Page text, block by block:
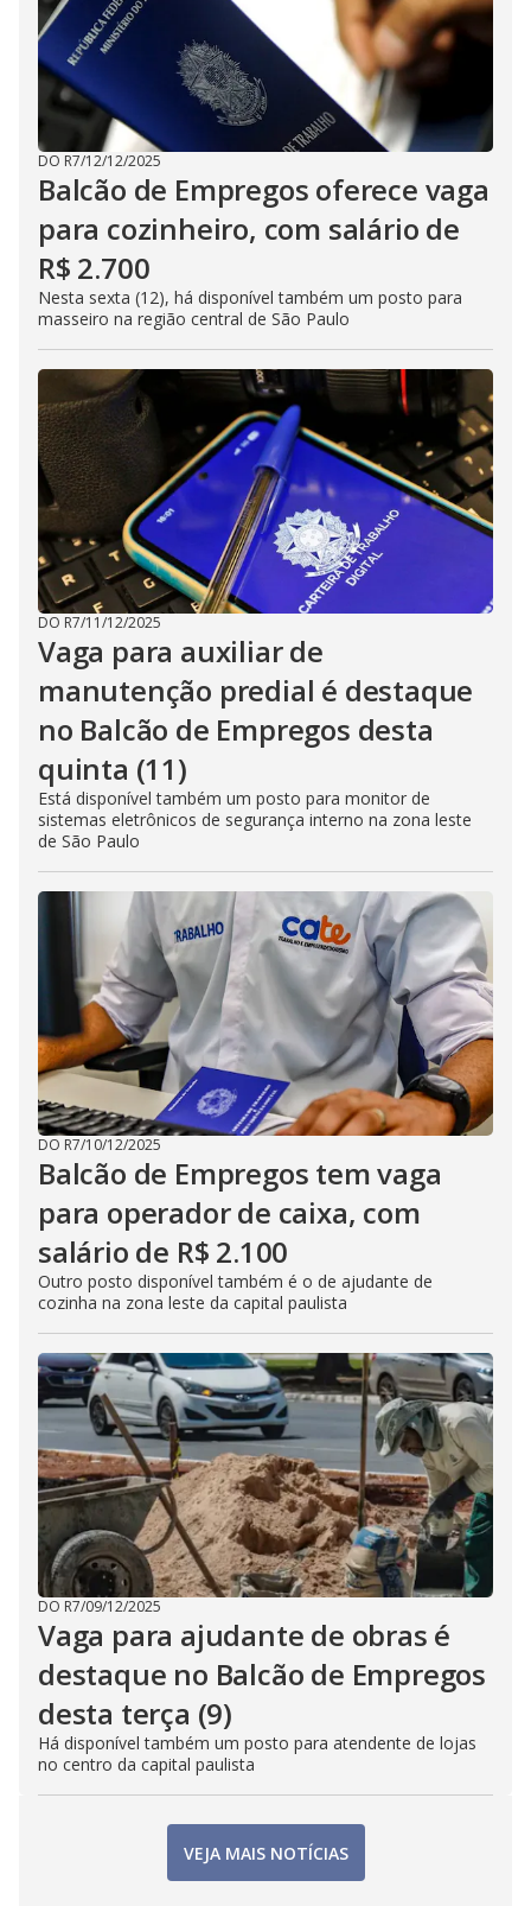
DO R7/12/12/2025
Balcão de Empregos oferece vaga
para cozinheiro, com salário de
R$ 2.700
Nesta sexta (12), há disponível também um posto para
masseiro na região central de São Paulo
DO R7/11/12/2025
Vaga para auxiliar de
manutenção predial é destaque
no Balcão de Empregos desta
quinta (11)
Está disponível também um posto para monitor de
sistemas eletrônicos de segurança interno na zona leste
de São Paulo
DO R7/10/12/2025
Balcão de Empregos tem vaga
para operador de caixa, com
salário de R$ 2.100
Outro posto disponível também é o de ajudante de
cozinha na zona leste da capital paulista
DO R7/09/12/2025
Vaga para ajudante de obras é
destaque no Balcão de Empregos
desta terça (9)
Há disponível também um posto para atendente de lojas
no centro da capital paulista
VEJA MAIS NOTÍCIAS